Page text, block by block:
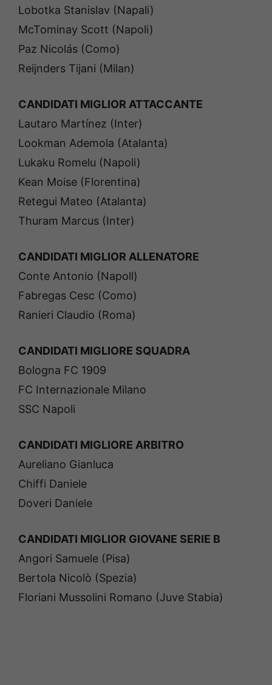
Lobotka Stanislav (Napali)
McTominay Scott (Napoli)
Paz Nicolás (Como)
Reijnders Tijani (Milan)
CANDIDATI MIGLIOR ATTACCANTE
Lautaro Martínez (Inter)
Lookman Ademola (Atalanta)
Lukaku Romelu (Napoli)
Kean Moise (Florentina)
Retegui Mateo (Atalanta)
Thuram Marcus (Inter)
CANDIDATI MIGLIOR ALLENATORE
Conte Antonio (Napoll)
Fabregas Cesc (Como)
Ranieri Claudio (Roma)
CANDIDATI MIGLIORE SQUADRA
Bologna FC 1909
FC Internazionale Milano
SSC Napoli
CANDIDATI MIGLIORE ARBITRO
Aureliano Gianluca
Chiffi Daniele
Doveri Daniele
CANDIDATI MIGLIOR GIOVANE SERIE B
Angori Samuele (Pisa)
Bertola Nicolò (Spezia)
Floriani Mussolini Romano (Juve Stabia)